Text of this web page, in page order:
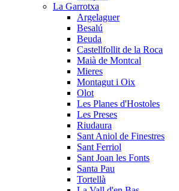
La Garrotxa
Argelaguer
Besalú
Beuda
Castellfollit de la Roca
Maià de Montcal
Mieres
Montagut i Oix
Olot
Les Planes d'Hostoles
Les Preses
Riudaura
Sant Aniol de Finestres
Sant Ferriol
Sant Joan les Fonts
Santa Pau
Tortellà